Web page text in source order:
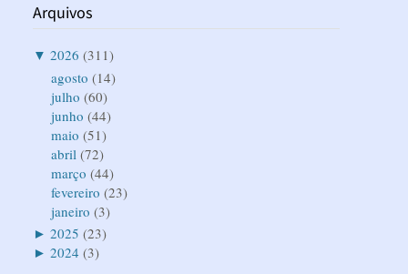
Arquivos
▼ 2026 (311)
agosto (14)
julho (60)
junho (44)
maio (51)
abril (72)
março (44)
fevereiro (23)
janeiro (3)
► 2025 (23)
► 2024 (3)